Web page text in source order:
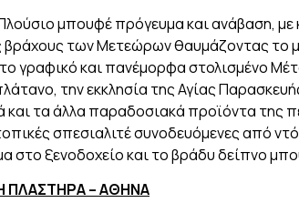
μπουφέ πρόγευμα και ανάβαση, με
των Μετεώρων θαυμάζοντας το
το γραφικό και πανέμορφα στολισμένο
την εκκλησία της Αγίας
και τα άλλα παραδοσιακά προϊόντα της
σπεσιαλιτέ συνοδευόμενες από
στο ξενοδοχείο και το βράδυ δείπνο
ΠΛΑΣΤΗΡΑ – ΑΘΗΝΑ